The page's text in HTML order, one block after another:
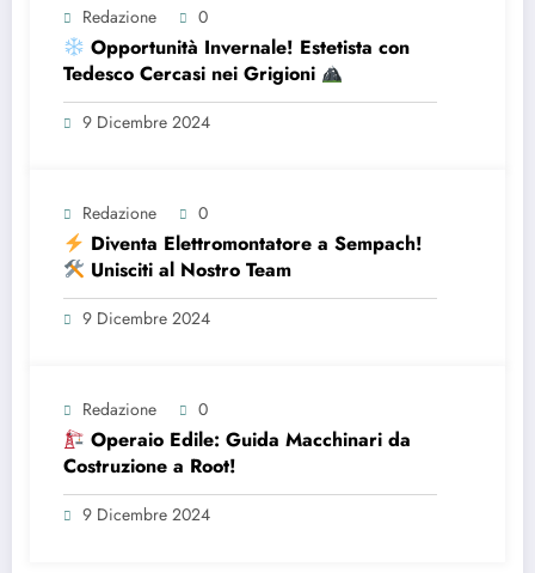
Redazione 0
Opportunità Invernale! Estetista con
Tedesco Cercasi nei Grigioni
9 Dicembre 2024
Redazione 0
Diventa Elettromontatore a Sempach!
Unisciti al Nostro Team
9 Dicembre 2024
Redazione 0
Operaio Edile: Guida Macchinari da
Costruzione a Root!
9 Dicembre 2024